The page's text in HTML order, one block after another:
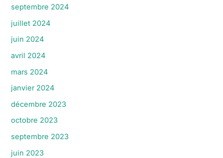
septembre 2024
juillet 2024
juin 2024
avril 2024
mars 2024
janvier 2024
décembre 2023
octobre 2023
septembre 2023
juin 2023